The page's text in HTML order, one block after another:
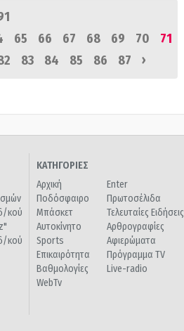
65 66 67 68 69 70
71
83 84 85 86 87 ›
κού
κού
ΚΑΤΗΓΟΡΙΕΣ
Αρχική
Ποδόσφαιρο
Μπάσκετ
Αυτοκίνητο
Sports
Επικαιρότητα
Βαθμολογίες
WebTv
Enter
Πρωτοσέλιδα
Τελευταίες Ειδήσεις
Αρθρογραφίες
Αφιερώματα
Πρόγραμμα TV
Live-radio